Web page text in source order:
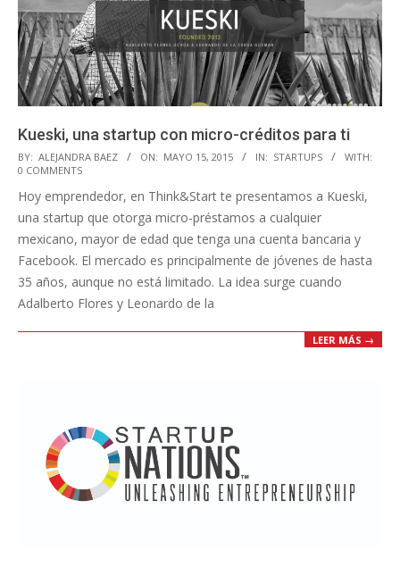
Kueski, una startup con micro-créditos para ti
2015-
05-
15
BY: ALEJANDRA BAEZ ON: MAYO 15, 2015 IN: STARTUPS
WITH:
0 COMMENTS
Hoy emprendedor, en Think&Start te presentamos a Kueski,
una startup que otorga micro-préstamos a cualquier
mexicano, mayor de edad que tenga una cuenta bancaria y
Facebook. El mercado es principalmente de jóvenes de hasta
35 años, aunque no está limitado. La idea surge cuando
Adalberto Flores y Leonardo de la
LEER MÁS →